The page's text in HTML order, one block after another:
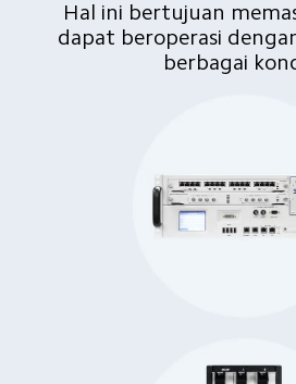
Hal ini bertujuan
dapat beroperasi
berbagai